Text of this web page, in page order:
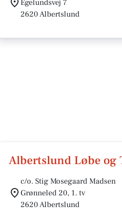
Egelundsvej 7
2620 Albertslund
Albertslund Løbe og
c/o. Stig Mosegaard Madsen
Grønneled 20, 1. tv
2620 Albertslund